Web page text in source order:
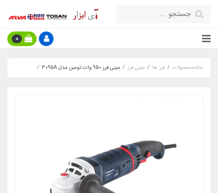
0
خانهمحصولات فرز ها مینی فرز مینی فرز 950 وات توسن مدل 3095A